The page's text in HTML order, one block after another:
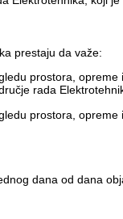
prestaju da važe:
prostora,
rada
prostora,
dana od dana